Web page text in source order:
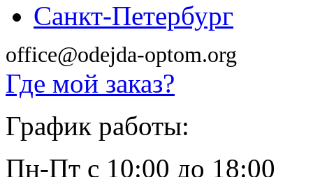
Санкт-Петербург
office@odejda-optom.org
Где мой заказ?
График работы:
Пн-Пт с 10:00 до 18:00